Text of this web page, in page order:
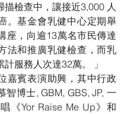
描檢查中，讓接近3,000 人
。基金會乳健中心定期舉
座，向逾13萬名市民傳達
法和推廣乳健檢查，而乳
服務人次達32萬。 」
嘉賓表演助興，其中行政
智博士, GBM, GBS, JP, 一
《Yor Raise Me Up》和